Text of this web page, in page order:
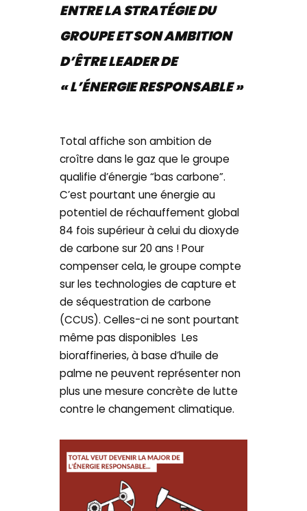
ENTRE LA STRATÉGIE DU
GROUPE ET SON AMBITION
D’ÊTRE LEADER DE
« L’ÉNERGIE RESPONSABLE »
Total affiche son ambition de
croître dans le gaz que le groupe
qualifie d’énergie “bas carbone”.
C’est pourtant une énergie au
potentiel de réchauffement global
84 fois supérieur à celui du dioxyde
de carbone sur 20 ans ! Pour
compenser cela, le groupe compte
sur les technologies de capture et
de séquestration de carbone
(CCUS). Celles-ci ne sont pourtant
même pas disponibles Les
bioraffineries, à base d’huile de
palme ne peuvent représenter non
plus une mesure concrète de lutte
contre le changement climatique.